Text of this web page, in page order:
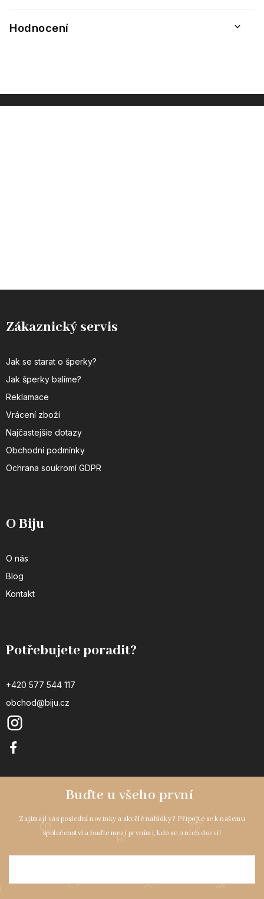
Hodnocení
Zákaznický servis
Jak se starat o šperky?
Jak šperky balíme?
Reklamace
Vrácení zboží
Najčastejšie dotazy
Obchodní podmínky
Ochrana soukromí GDPR
O Biju
O nás
Blog
Kontakt
Potřebujete poradit?
+420 577 544 117
obchod@biju.cz